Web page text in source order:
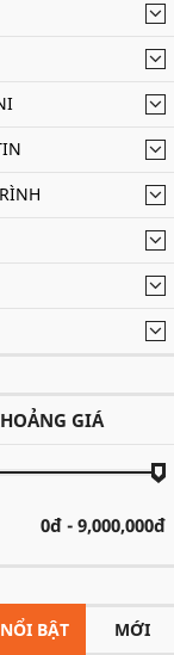
GIÁ
NỔI BẬT MỚI